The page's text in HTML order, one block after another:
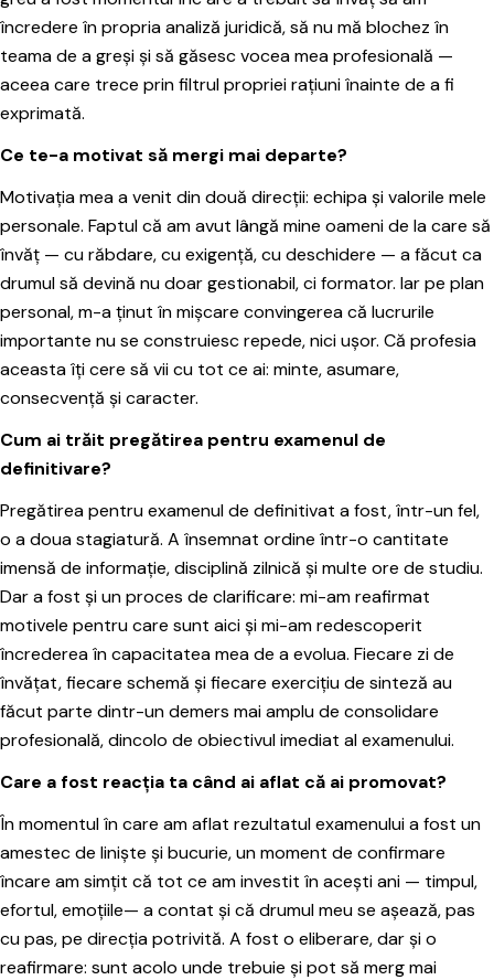
încredere în propria analiză juridică, să nu mă blochez în
teama de a greși și să găsesc vocea mea profesională —
aceea care trece prin filtrul propriei rațiuni înainte de a fi
exprimată.
Ce te-a motivat să mergi mai departe?
Motivația mea a venit din două direcții: echipa și valorile mele
personale. Faptul că am avut lângă mine oameni de la care să
învăț — cu răbdare, cu exigență, cu deschidere — a făcut ca
drumul să devină nu doar gestionabil, ci formator. Iar pe plan
personal, m-a ținut în mișcare convingerea că lucrurile
importante nu se construiesc repede, nici ușor. Că profesia
aceasta îți cere să vii cu tot ce ai: minte, asumare,
consecvență și caracter.
Cum ai trăit pregătirea pentru examenul de
definitivare?
Pregătirea pentru examenul de definitivat a fost, într-un fel,
o a doua stagiatură. A însemnat ordine într-o cantitate
imensă de informație, disciplină zilnică și multe ore de studiu.
Dar a fost și un proces de clarificare: mi-am reafirmat
motivele pentru care sunt aici și mi-am redescoperit
încrederea în capacitatea mea de a evolua. Fiecare zi de
învățat, fiecare schemă și fiecare exercițiu de sinteză au
făcut parte dintr-un demers mai amplu de consolidare
profesională, dincolo de obiectivul imediat al examenului.
Care a fost reacția ta când ai aflat că ai promovat?
În momentul în care am aflat rezultatul examenului a fost un
amestec de liniște și bucurie, un moment de confirmare
încare am simțit că tot ce am investit în acești ani — timpul,
efortul, emoțiile— a contat și că drumul meu se așează, pas
cu pas, pe direcția potrivită. A fost o eliberare, dar și o
reafirmare: sunt acolo unde trebuie și pot să merg mai